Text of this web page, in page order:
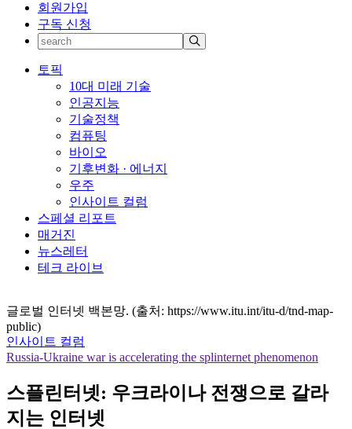
회원가입
구독 신청
토픽
10대 미래 기술
인공지능
기술정책
컴퓨팅
바이오
기후변화 · 에너지
우주
인사이트 컬럼
스페셜 리포트
매거진
뉴스레터
테크 라이브
글로벌 인터넷 백본망. (출처: https://www.itu.int/itu-d/tnd-map-
public)
인사이트 컬럼
Russia-Ukraine war is accelerating the splinternet phenomenon
스플린터넷: 우크라이나 전쟁으로 갈라
지는 인터넷